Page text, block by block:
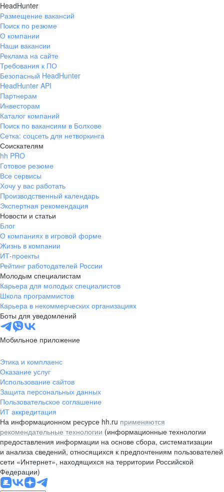
HeadHunter
Размещение вакансий
Поиск по резюме
О компании
Наши вакансии
Реклама на сайте
Требования к ПО
Безопасный HeadHunter
HeadHunter API
Партнерам
Инвесторам
Каталог компаний
Поиск по вакансиям в Болхове
Сетка: соцсеть для нетворкинга
Соискателям
hh PRO
Готовое резюме
Все сервисы
Хочу у вас работать
Производственный календарь
Экспертная рекомендация
Новости и статьи
Блог
О компаниях в игровой форме
Жизнь в компании
ИТ-проекты
Рейтинг работодателей России
Молодым специалистам
Карьера для молодых специалистов
Школа программистов
Карьера в некоммерческих организациях
Боты для уведомлений
Мобильное приложение
Этика и комплаенс
Оказание услуг
Использование сайтов
Защита персональных данных
Пользовательское соглашение
ИТ аккредитация
На информационном ресурсе hh.ru применяются
рекомендательные технологии (информационные технологии
предоставления информации на основе сбора, систематизации
и анализа сведений, относящихся к предпочтениям пользователей
сети «Интернет», находящихся на территории Российской
Федерации)